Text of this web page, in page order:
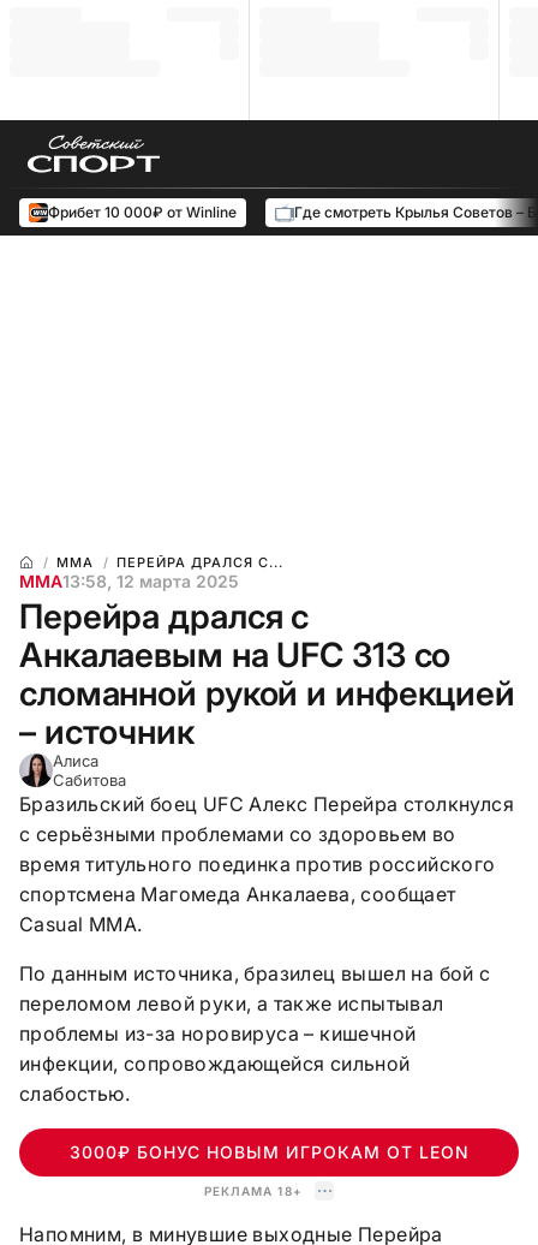
Фрибет 10 000₽ от Winline Где смотреть Крылья Советов –
ММА ПЕРЕЙРА ДРАЛСЯ С...
ММА13:58, 12 марта 2025
Перейра дрался с
Анкалаевым на UFC 313 со
сломанной рукой и инфекцией
– источник
Алиса
Сабитова
Бразильский боец UFC Алекс Перейра столкнулся
с серьёзными проблемами со здоровьем во
время титульного поединка против российского
спортсмена Магомеда Анкалаева, сообщает
Casual MMA.
По данным источника, бразилец вышел на бой с
переломом левой руки, а также испытывал
проблемы из-за норовируса – кишечной
инфекции, сопровождающейся сильной
слабостью.
3000₽ БОНУС НОВЫМ ИГРОКАМ ОТ LEON
РЕКЛАМА 18+
Напомним, в минувшие выходные Перейра